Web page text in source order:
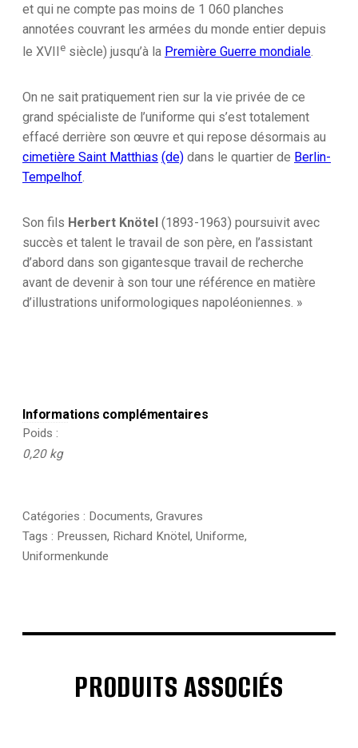
et qui ne compte pas moins de 1 060 planches
annotées couvrant les armées du monde entier depuis
le XVIIe siècle) jusqu’à la Première Guerre mondiale.
On ne sait pratiquement rien sur la vie privée de ce
grand spécialiste de l’uniforme qui s’est totalement
effacé derrière son œuvre et qui repose désormais au
cimetière Saint Matthias (de) dans le quartier de Berlin-
Tempelhof.
Son fils Herbert Knötel (1893-1963) poursuivit avec
succès et talent le travail de son père, en l’assistant
d’abord dans son gigantesque travail de recherche
avant de devenir à son tour une référence en matière
d’illustrations uniformologiques napoléoniennes. »
Informations complémentaires
Poids
0,20 kg
Catégories : Documents, Gravures
Tags : Preussen, Richard Knötel, Uniforme,
Uniformenkunde
PRODUITS ASSOCIÉS